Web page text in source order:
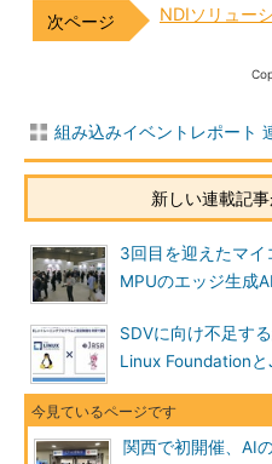
NDIソリュー
組み込みイベントレポート
新しい連載記
3回目を迎えたマイ
MPUのエッジ生成
SDVに向け不足す
Linux Foundation
関西で初開催、AI